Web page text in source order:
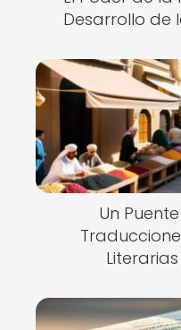
Desarrollo de
Un